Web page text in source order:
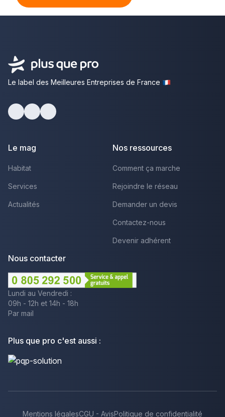
Le label des Meilleures Entreprises de France
Le mag
Habitat
Services
Actualités
Nos ressources
Comment ça marche
Rejoindre le réseau
Demander un devis
Contactez-nous
Devenir adhérent
Nous contacter
Lundi au Vendredi :
09h - 12h et 14h - 18h
Par mail
Plus que pro c'est aussi :
Mentions légalesCGU - AvisPolitique de confidentialité